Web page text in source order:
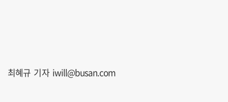
최혜규 기자 iwill@busan.com